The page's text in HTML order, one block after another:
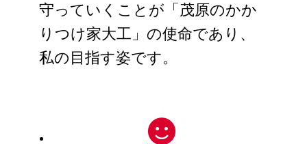
守っていくことが「茂原のかか
りつけ家大工」の使命であり、
私の目指す姿です。